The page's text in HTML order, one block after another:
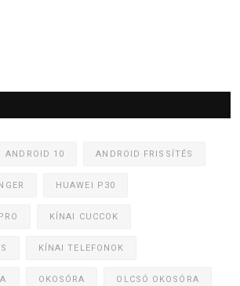
ANDROID 10 ANDROID FRISSÍTÉS
HUAWEI P30
KÍNAI CUCCOK
KÍNAI TELEFONOK
OKOSÓRA OLCSÓ OKOSÓRA